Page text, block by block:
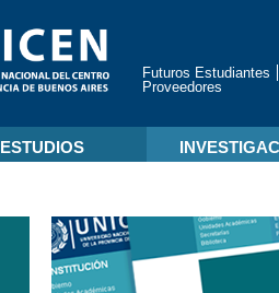
Futuros Estudiantes
Proveedores
ESTUDIOS